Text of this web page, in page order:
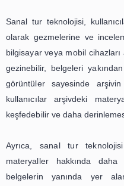
kullanılabilen bu
arttırır ve tarihi ve
ulaştırır. Gelecekte,
gelişerek kullanıcı
düşünülmektedir.
Bu başlık
teknolojisinin